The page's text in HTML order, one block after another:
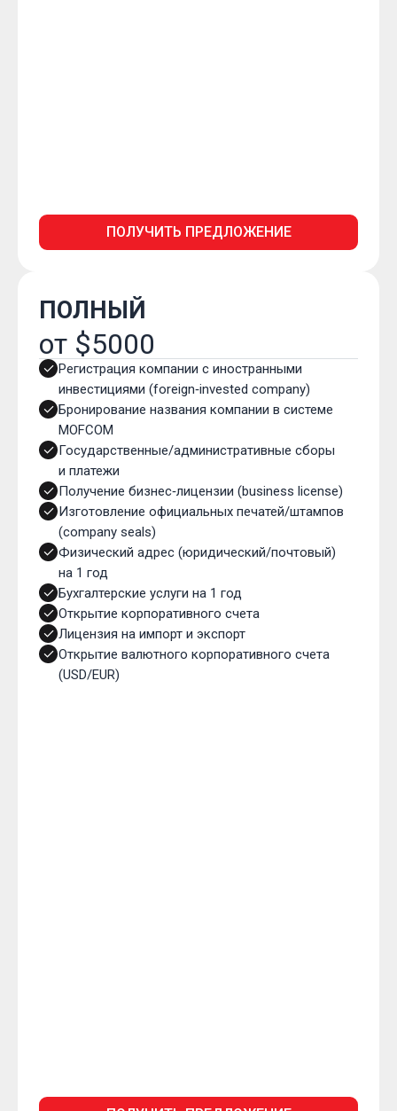
ПОЛУЧИТЬ ПРЕДЛОЖЕНИЕ
ПОЛНЫЙ
от $5000
Регистрация компании с иностранными
инвестициями (foreign‑invested company)
Бронирование названия компании в системе
MOFCOM
Государственные/административные сборы
и платежи
Получение бизнес‑лицензии (business license)
Изготовление официальных печатей/штампов
(company seals)
Физический адрес (юридический/почтовый)
на 1 год
Бухгалтерские услуги на 1 год
Открытие корпоративного счета
Лицензия на импорт и экспорт
Открытие валютного корпоративного счета
(USD/EUR)